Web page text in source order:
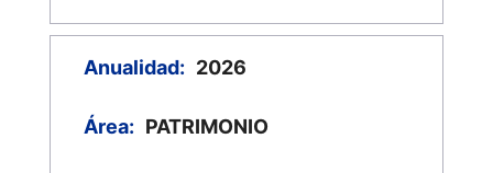
Anualidad: 2026
Área: PATRIMONIO